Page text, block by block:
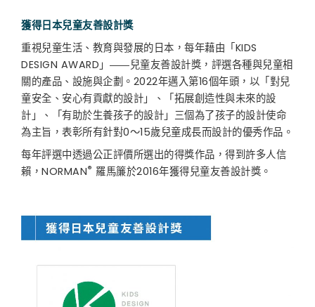
獲得日本兒童友善設計獎
重視兒童生活、教育與發展的日本，每年藉由「KIDS
DESIGN AWARD」――兒童友善設計獎，評選各種與兒童相
關的產品、設施與企劃。2022年邁入第16個年頭，以「對兒
童安全、安心有貢獻的設計」、「拓展創造性與未來的設
計」、「有助於生養孩子的設計」三個為了孩子的設計使命
為主旨，表彰所有針對0～15歲兒童成長而設計的優秀作品。
每年評選中透過公正評價所選出的得獎作品，得到許多人信
賴，NORMAN® 羅馬簾於2016年獲得兒童友善設計獎。